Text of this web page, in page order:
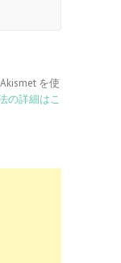
を使
の詳細はこ